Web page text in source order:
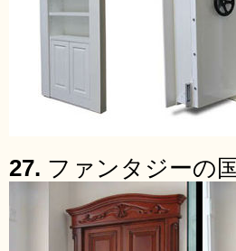
27. ファンタジーの